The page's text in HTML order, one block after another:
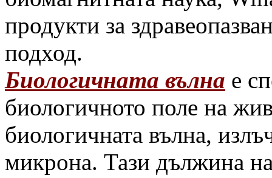
продукти за
подход.
Биологичната вълна е
биологичното поле на
биологичната вълна,
микрона. Тази дължина на